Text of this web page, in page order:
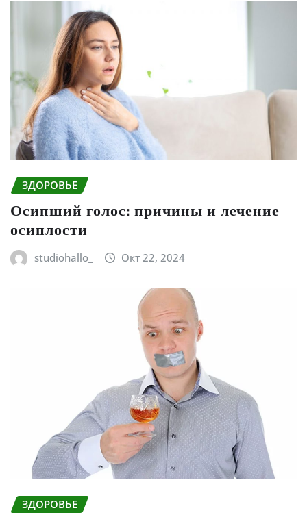
ЗДОРОВЬЕ
Осипший голос: причины и лечение
осиплости
studiohallo_ Окт 22, 2024
ЗДОРОВЬЕ